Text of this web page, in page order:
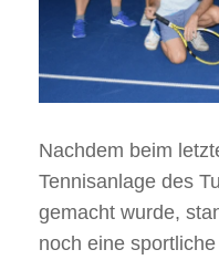
Nachdem beim
Tennisanlage des
gemacht wurde,
noch eine